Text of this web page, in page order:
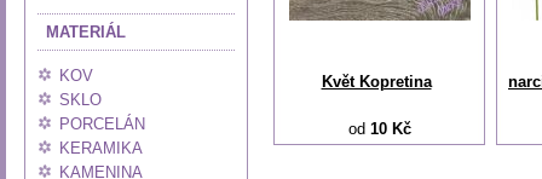
MATERIÁL
KOV
SKLO
PORCELÁN
KERAMIKA
KAMENINA
Květ Kopretina
od 10 Kč